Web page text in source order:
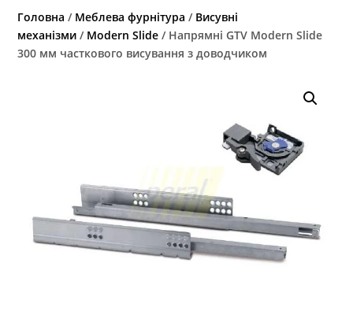
Головна / Меблева фурнітура / Висувні
механізми / Modern Slide / Напрямні GTV Modern Slide
300 мм часткового висування з доводчиком